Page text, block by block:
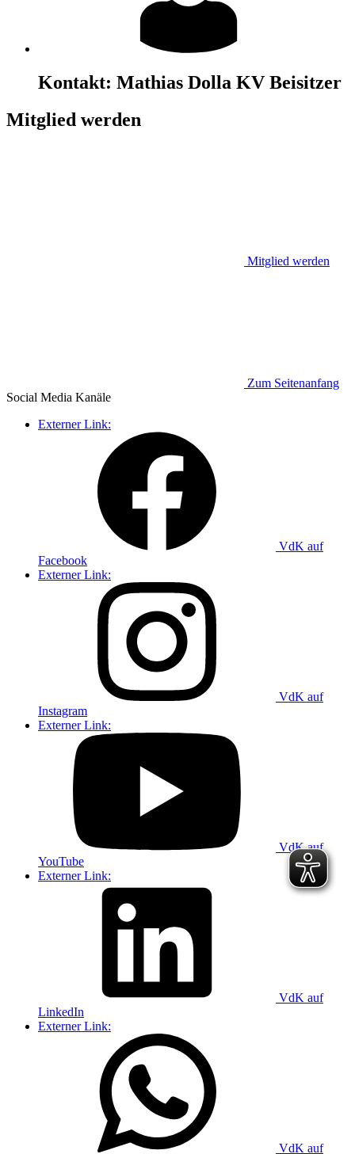
Kontakt: Mathias Dolla KV Beisitzer
Mitglied werden
Mitglied werden
Zum Seitenanfang
Social Media Kanäle
Externer Link:
VdK auf
Facebook
Externer Link:
VdK auf
Instagram
Externer Link:
VdK auf
YouTube
Externer Link:
VdK auf
LinkedIn
Externer Link:
VdK auf